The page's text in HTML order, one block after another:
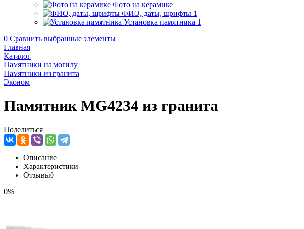
Фото на керамике
ФИО, даты, шрифты 1
Установка памятника 1
0 Сравнить выбранные элементы
Главная
Каталог
Памятники на могилу
Памятники из гранита
Эконом
Памятник MG4234 из гранита
Поделиться
Описание
Характеристики
Отзывы0
0%